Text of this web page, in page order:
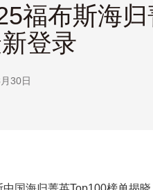
福布斯海
登录
30日